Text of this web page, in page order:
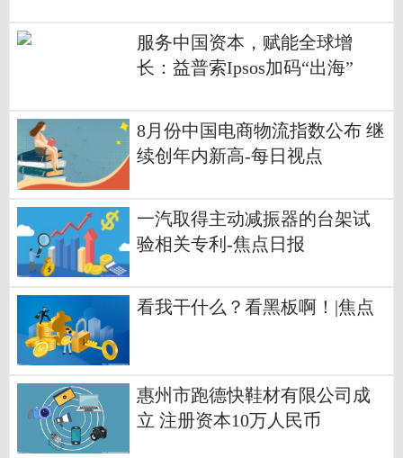
服务中国资本，赋能全球增
长：益普索Ipsos加码“出海”
8月份中国电商物流指数公布 继
续创年内新高-每日视点
一汽取得主动减振器的台架试
验相关专利-焦点日报
看我干什么？看黑板啊！|焦点
惠州市跑德快鞋材有限公司成
立 注册资本10万人民币